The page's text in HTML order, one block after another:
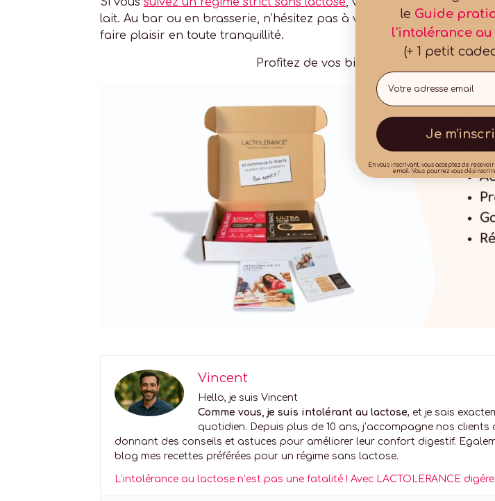
lait. Au bar ou en brasserie, n’hésitez pas à vous renseigner
faire plaisir en toute tranquillité.
Profitez de vos bières sans alcool sans
Vincent
Hello, je suis Vincent
Comme vous, je suis intolérant au lactose, et je sais
quotidien. Depuis plus de 10 ans, j’accompagne nos
donnant des conseils et astuces pour améliorer leur confort digestif.
blog mes recettes préférées pour un régime sans lactose.
L’intolérance au lactose n’est pas une fatalité ! Avec LACTOLERANCE
le Guide
l'intolérance au
(+ 1 petit
Email
Je
En vous inscrivant, vous acceptez de
email. Vous pourrez vous